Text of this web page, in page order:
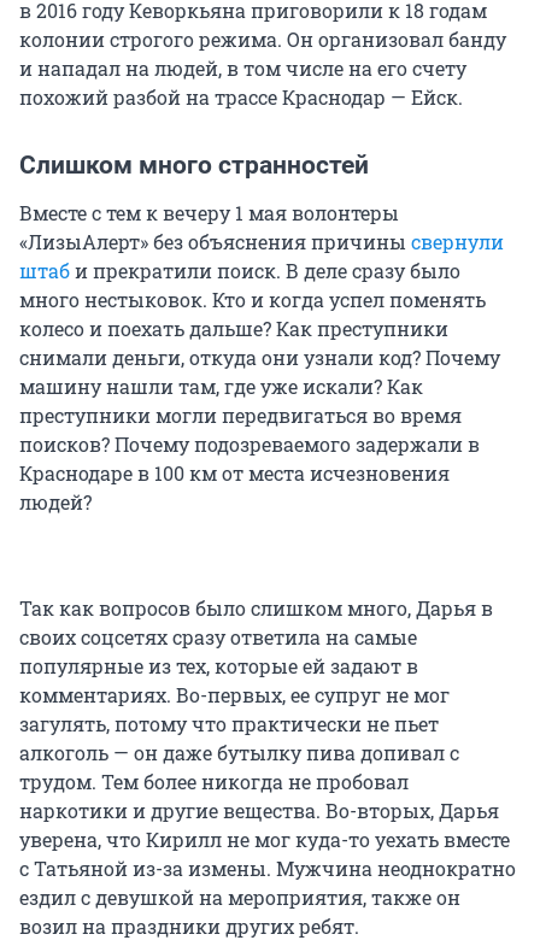
в 2016 году Кеворкьяна приговорили к 18 годам
колонии строгого режима. Он организовал банду
и нападал на людей, в том числе на его счету
похожий разбой на трассе Краснодар — Ейск.
Слишком много странностей
Вместе с тем к вечеру 1 мая волонтеры
«ЛизыАлерт» без объяснения причины свернули
штаби прекратили поиск. В деле сразу было
много нестыковок. Кто и когда успел поменять
колесо и поехать дальше? Как преступники
снимали деньги, откуда они узнали код? Почему
машину нашли там, где уже искали? Как
преступники могли передвигаться во время
поисков? Почему подозреваемого задержали в
Краснодаре в 100 км от места исчезновения
людей?
Так как вопросов было слишком много, Дарья в
своих соцсетях сразу ответила на самые
популярные из тех, которые ей задают в
комментариях. Во-первых, ее супруг не мог
загулять, потому что практически не пьет
алкоголь — он даже бутылку пива допивал с
трудом. Тем более никогда не пробовал
наркотики и другие вещества. Во-вторых, Дарья
уверена, что Кирилл не мог куда-то уехать вместе
с Татьяной из-за измены. Мужчина неоднократно
ездил с девушкой на мероприятия, также он
возил на праздники других ребят.